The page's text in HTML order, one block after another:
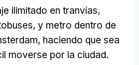
ilimitado en tranvías,
y metro dentro de
haciendo que sea
moverse por la ciudad.